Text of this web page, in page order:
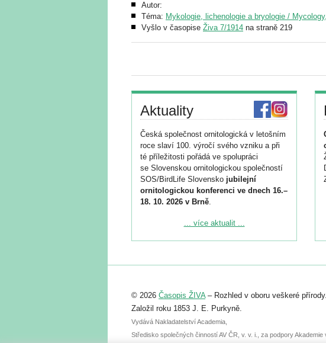
Autor:
Téma: Mykologie, lichenologie a bryologie /
Vyšlo v časopise Živa 7/1914 na straně 219
Aktuality
Česká společnost ornitologická v letošním
roce slaví 100. výročí svého vzniku a při
té příležitosti pořádá ve spolupráci
se Slovenskou ornitologickou společností
SOS/BirdLife Slovensko jubilejní
ornitologickou konferenci ve dnech 16.–
18. 10. 2026 v Brně.
Podrobnější informace ke konferenci
Registrovat se můžete do 6. září.
abstraktu přihlášené přednášky nebo
posteru je už 30. června.
... více aktualit ...
© 2026 Časopis ŽIVA– Rozhled v oboru veškeré přírody.
Založil roku 1853 J. E. Purkyně.
Vydává Nakladatelství Academia,
Středisko společných činností AV ČR, v. v. i., za podpory Akademie